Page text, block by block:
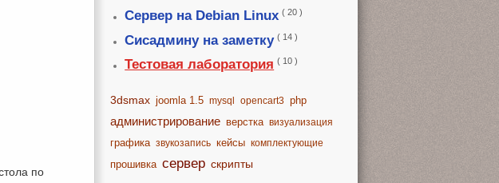
по
Сервер на Debian Linux ( 20 )
Сисадмину на заметку ( 14 )
Тестовая лаборатория ( 10 )
3dsmax joomla 1.5 mysql opencart3 php
администрирование верстка визуализация
графика звукозапись кейсы комплектующие
прошивка сервер скрипты